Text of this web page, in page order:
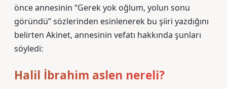
önce annesinin “Gerek yok oğlum, yolun sonu
göründü” sözlerinden esinlenerek bu şiiri yazdığını
belirten Akinet, annesinin vefatı hakkında şunları
söyledi:
Halil İbrahim aslen nereli?